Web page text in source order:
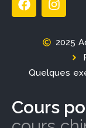
2025
Quelques
Cours